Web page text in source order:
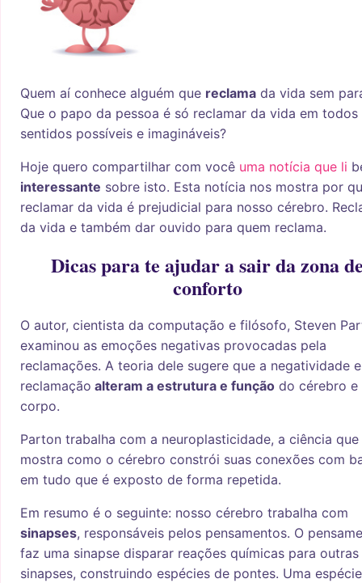
Quem aí conhece alguém que reclama da vida sem
Que o papo da pessoa é só reclamar da vida em todos
sentidos possíveis e imagináveis?
Hoje quero compartilhar com você uma notícia que li
interessante sobre isto. Esta notícia nos mostra por
reclamar da vida é prejudicial para nosso cérebro.
da vida e também dar ouvido para quem reclama.
Dicas para te ajudar a sair da zona
conforto
O autor, cientista da computação e filósofo, Steven
examinou as emoções negativas provocadas pela
reclamações. A teoria dele sugere que a negatividade
reclamação alteram a estrutura e função do cérebro e
corpo.
Parton trabalha com a neuroplasticidade, a ciência que
mostra como o cérebro constrói suas conexões com
em tudo que é exposto de forma repetida.
Em resumo é o seguinte: nosso cérebro trabalha com
sinapses, responsáveis pelos pensamentos. O
faz uma sinapse disparar reações químicas para outras
sinapses, construindo espécies de pontes. Uma